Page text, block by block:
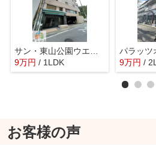
サン・東山公園ウエスト
9万円 / 1LDK
パラッツ
9万円 /
お客様の声